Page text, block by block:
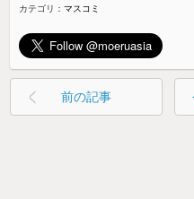
カテゴリ：マスコミ
前の記事